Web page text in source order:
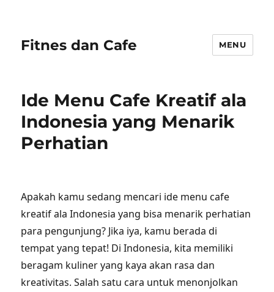
Fitnes dan Cafe MENU
Ide Menu Cafe Kreatif ala
Indonesia yang Menarik
Perhatian
Apakah kamu sedang mencari ide menu cafe
kreatif ala Indonesia yang bisa menarik perhatian
para pengunjung? Jika iya, kamu berada di
tempat yang tepat! Di Indonesia, kita memiliki
beragam kuliner yang kaya akan rasa dan
kreativitas. Salah satu cara untuk menonjolkan